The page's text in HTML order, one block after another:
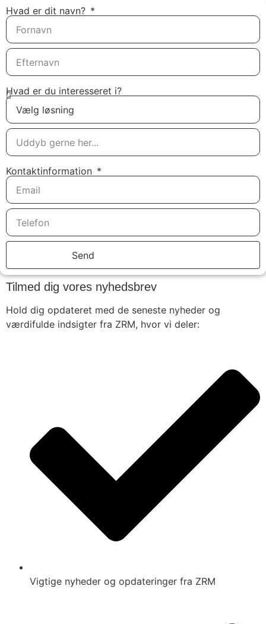
Hvad er dit navn?
Hvad er du interesseret i?
Kontaktinformation
Send
Tilmed dig vores nyhedsbrev
Hold dig opdateret med de seneste nyheder og
værdifulde indsigter fra ZRM, hvor vi deler:
Vigtige nyheder og opdateringer fra ZRM